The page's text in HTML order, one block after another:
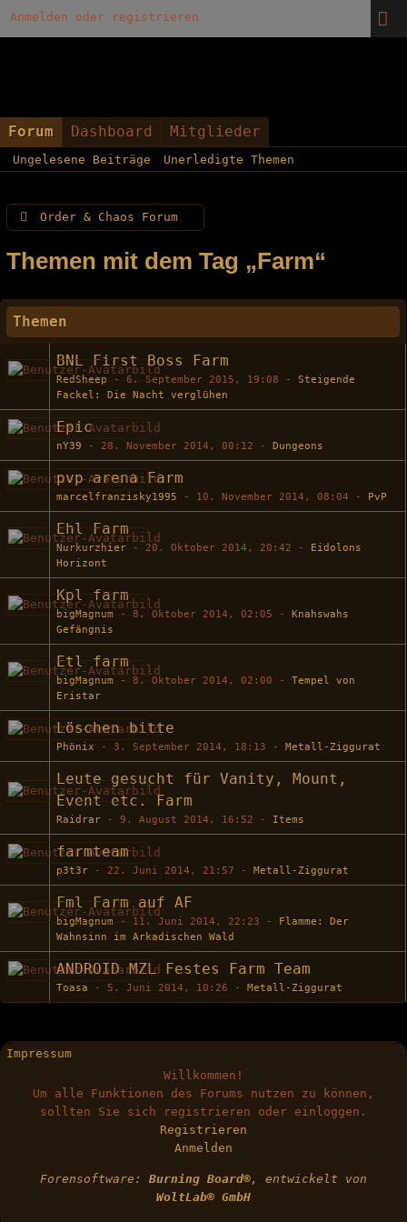
Anmelden oder registrieren
Forum Dashboard Mitglieder
Ungelesene Beiträge Unerledigte Themen
Order & Chaos Forum
Themen mit dem Tag „Farm“
Themen
BNL First Boss Farm
RedSheep - 6. September 2015, 19:08 - Steigende
Fackel: Die Nacht verglühen
Epic
nY39 - 28. November 2014, 00:12 - Dungeons
pvp arena Farm
marcelfranzisky1995 - 10. November 2014, 08:04 - PvP
Ehl Farm
Nurkurzhier - 20. Oktober 2014, 20:42 - Eidolons
Horizont
Kpl farm
bigMagnum - 8. Oktober 2014, 02:05 - Knahswahs
Gefängnis
Etl farm
bigMagnum - 8. Oktober 2014, 02:00 - Tempel von
Eristar
Löschen bitte
Phönix - 3. September 2014, 18:13 - Metall-Ziggurat
Leute gesucht für Vanity, Mount,
Event etc. Farm
Raidrar - 9. August 2014, 16:52 - Items
farmteam
p3t3r - 22. Juni 2014, 21:57 - Metall-Ziggurat
Fml Farm auf AF
bigMagnum - 11. Juni 2014, 22:23 - Flamme: Der
Wahnsinn im Arkadischen Wald
ANDROID MZL Festes Farm Team
Toasa - 5. Juni 2014, 10:26 - Metall-Ziggurat
Impressum
Willkommen!
Um alle Funktionen des Forums nutzen zu können,
sollten Sie sich registrieren oder einloggen.
Registrieren
Anmelden
Forensoftware: Burning Board®, entwickelt von
WoltLab® GmbH